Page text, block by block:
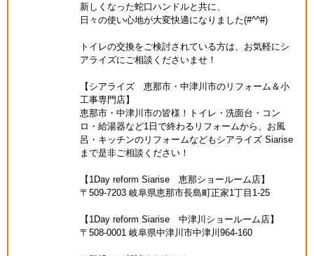
新しくなった蛇口ハンドルと共に、
日々の使い心地が大変快適になりました(#^^#)
トイレの交換をご検討されている方は、お気軽にシ
アライズにご相談くださいませ！
【シアライズ 恵那市・中津川市のリフォーム＆小
工事専門店】
恵那市・中津川市の皆様！トイレ・洗面台・コン
ロ・給湯器など1日で終わるリフォームから、お風
呂・キッチンのリフォームなどもシアライズ Siarise
まで是非ご相談ください！
【1Day reform Siarise 恵那ショールーム店】
〒509-7203 岐阜県恵那市長島町正家1丁目1-25
【1Day reform Siarise 中津川ショールーム店】
〒508-0001 岐阜県中津川市中津川964-160